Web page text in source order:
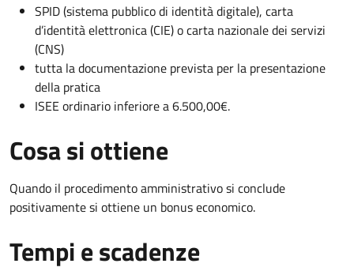
SPID (sistema pubblico di identità digitale), carta
d’identità elettronica (CIE) o carta nazionale dei servizi
(CNS)
tutta la documentazione prevista per la presentazione
della pratica
ISEE ordinario inferiore a 6.500,00€.
Cosa si ottiene
Quando il procedimento amministrativo si conclude
positivamente si ottiene un bonus economico.
Tempi e scadenze